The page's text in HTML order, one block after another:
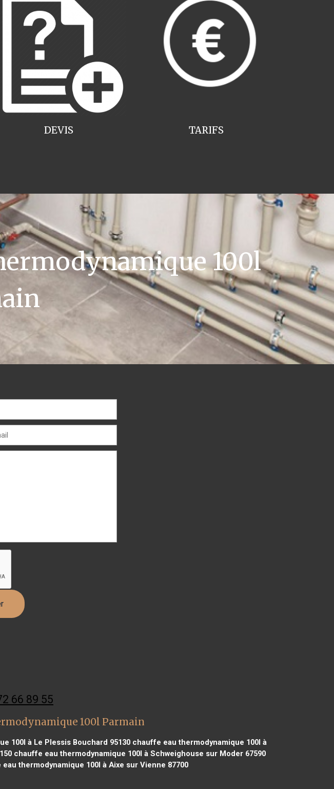
TARIFS
DEVIS
100l
66 89 55
100l Parmain
100l à Le Plessis Bouchard 95130 chauffe eau thermodynamique 100l à
chauffe eau thermodynamique 100l à Schweighouse sur Moder 67590
thermodynamique 100l à Aixe sur Vienne 87700